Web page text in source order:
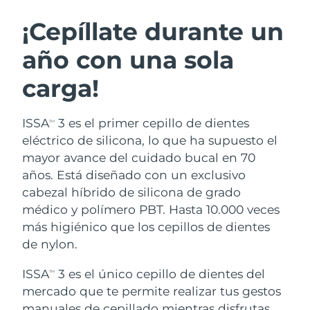
¡Cepíllate durante un
año con una sola
carga!
ISSATM
3 es el primer cepillo de dientes
eléctrico de silicona, lo que ha supuesto el
mayor avance del cuidado bucal en 70
años. Está diseñado con un exclusivo
cabezal híbrido de silicona de grado
médico y polímero PBT. Hasta 10.000 veces
más higiénico que los cepillos de dientes
de nylon.
ISSATM
3 es el único cepillo de dientes del
mercado que te permite realizar tus gestos
Limpieza facial
Anti-aging massage
LUNA™ 4 Plus
Massage, LED heating
Microcurrent toning
BEAR™ 2 go
Microcurrent toning on-the-go
Hidratación
UFO™ 3 pack
Deep facial hydration
Near-infrared and red light therapy
device
Cuidado bucal
issa™ 4
Hybrid silicone sonic toothbrush
Smart hybrid silicone sonic toothbrush
TRATAMIENTO ANTIEDAD FAQ™
Antiedad Tratamientos LED
Austria Entrega prevista
Baréin Entrega prevista
Bélgica
Bermudas Entrega prevista
Bosnia y Herzegovina Entrega prevista8/14/26
Brunéi
Bulgaria Entrega prevista8/11/26
Canadá
Chile Entrega prevista 8/15/26